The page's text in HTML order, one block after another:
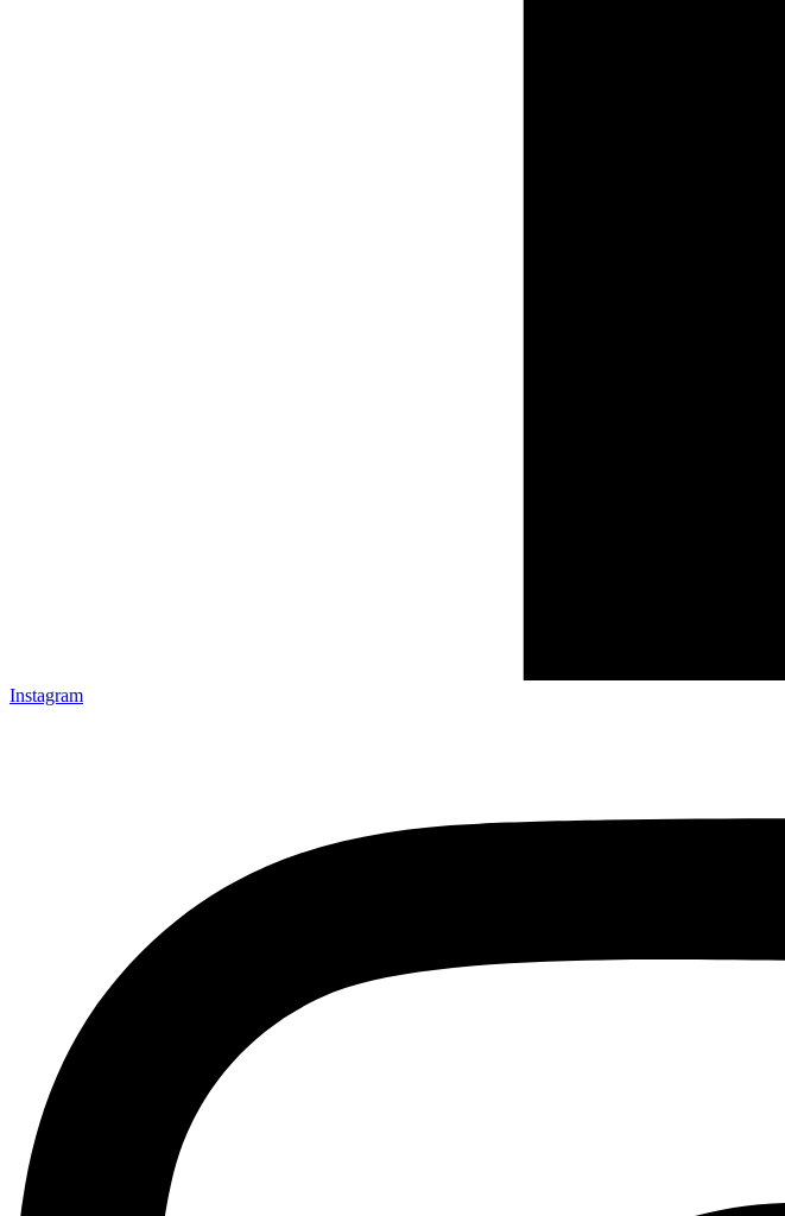
Instagram